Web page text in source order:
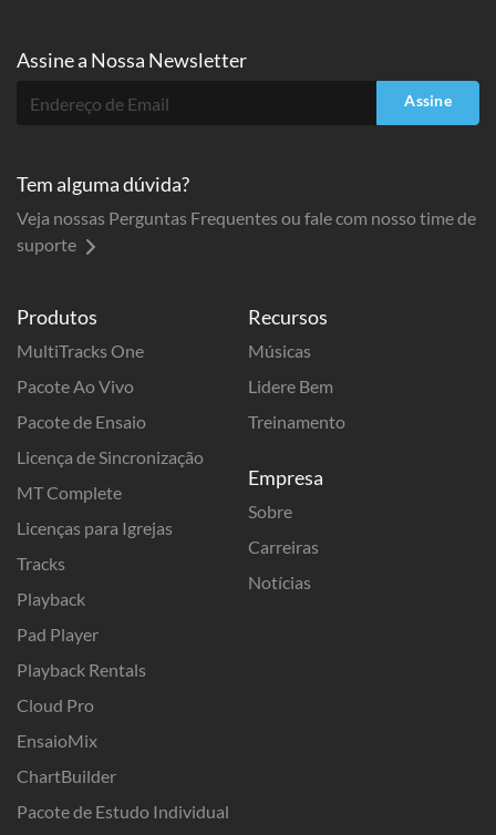
Produtos
MultiTracks One
Pacote Ao Vivo
Pacote de Ensaio
Licença de Sincronização
MT Complete
Licenças para Igrejas
Tracks
Playback
Pad Player
Playback Rentals
Cloud Pro
EnsaioMix
ChartBuilder
Pacote de Estudo Individual
Recursos
Músicas
Lidere Bem
Treinamento
Empresa
Sobre
Carreiras
Notícias
Assine a Nossa Newsletter
Assine
Tem alguma dúvida?
Veja nossas Perguntas Frequentes ou fale com nosso time de
suporte